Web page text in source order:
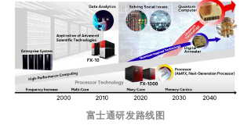
富士通研发路线图